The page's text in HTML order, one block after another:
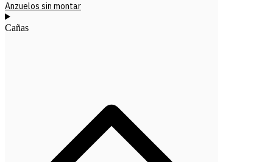
Anzuelos sin montar
Cañas